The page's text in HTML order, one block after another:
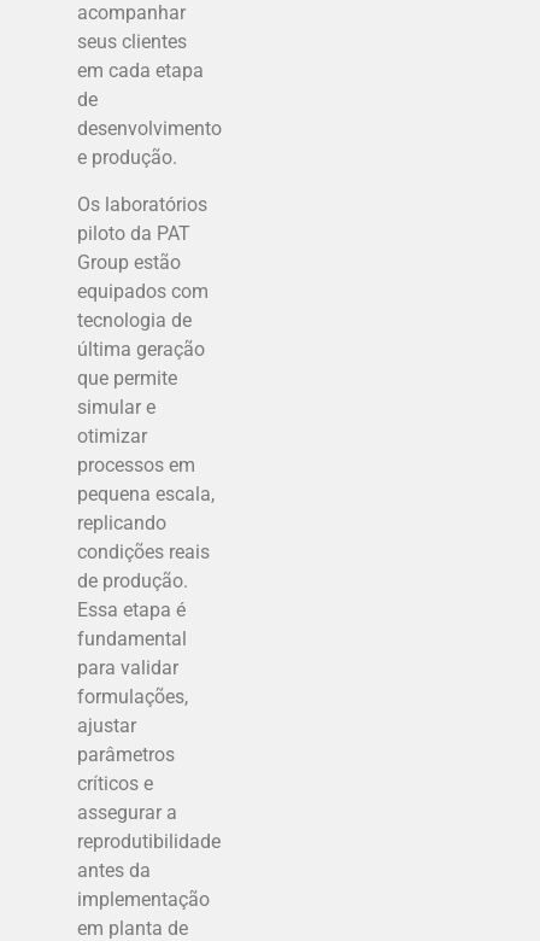
acompanhar
seus clientes
em cada etapa
de
desenvolvimento
e produção.
Os laboratórios
piloto da PAT
Group estão
equipados com
tecnologia de
última geração
que permite
simular e
otimizar
processos em
pequena escala,
replicando
condições reais
de produção.
Essa etapa é
fundamental
para validar
formulações,
ajustar
parâmetros
críticos e
assegurar a
reprodutibilidade
antes da
implementação
em planta de